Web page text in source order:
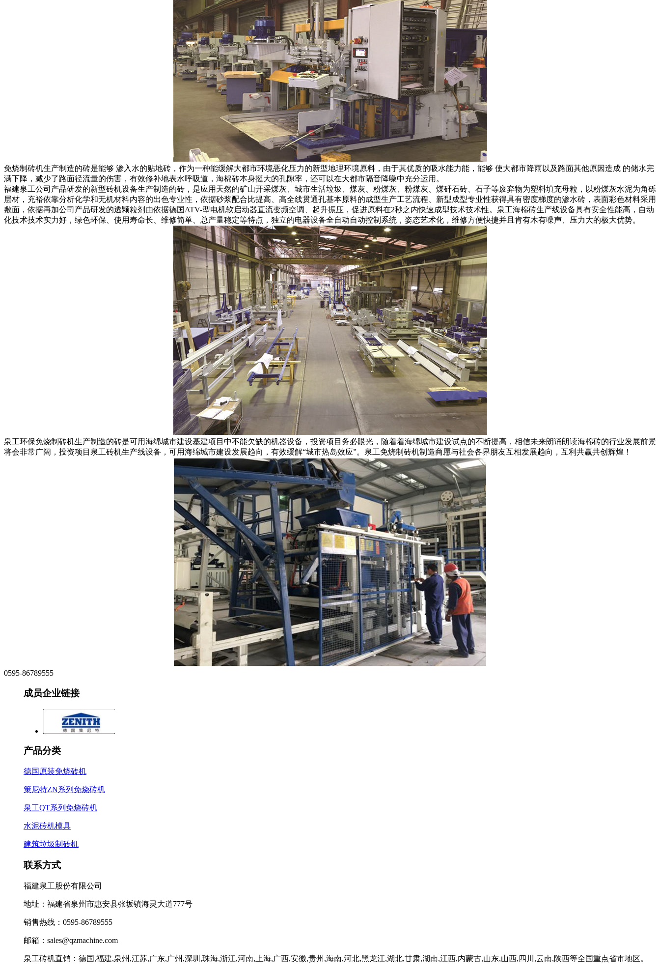
免烧制砖机生产制造的砖是能够 渗入水的贴地砖，作为一种能缓解大都市环境恶化压力的新型地理环境原料，由于其优质的吸水能力能，能够 使大都市降雨以及路面其他原因造成 的储水完
满下降，减少了路面径流量的伤害，有效修补地表水呼吸道，海棉砖本身挺大的孔隙率，还可以在大都市隔音降噪中充分运用。
福建泉工公司产品研发的新型砖机设备生产制造的砖，是应用天然的矿山开采煤灰、城市生活垃圾、煤灰、粉煤灰、粉煤灰、煤矸石砖、石子等废弃物为塑料填充母粒，以粉煤灰水泥为角砾
层材，充裕依靠分析化学和无机材料内容的出色专业性，依据砂浆配合比提高、高全线贯通孔基本原料的成型生产工艺流程、新型成型专业性获得具有密度梯度的渗水砖，表面彩色材料采用
敷面，依据再加公司产品研发的透颗粒剂由依据德国ATV-型电机软启动器直流变频空调、起升振压，促进原料在2秒之内快速成型技术技术性。泉工海棉砖生产线设备具有安全性能高，自动
化技术技术实力好，绿色环保、使用寿命长、维修简单、总产量稳定等特点，独立的电器设备全自动自动控制系统，姿态艺术化，维修方便快捷并且肯有木有噪声、压力大的极大优势。
泉工环保免烧制砖机生产制造的砖是可用海绵城市建设基建项目中不能欠缺的机器设备，投资项目务必眼光，随着着海绵城市建设试点的不断提高，相信未来朗诵朗读海棉砖的行业发展前景
将会非常广阔，投资项目泉工砖机生产线设备，可用海绵城市建设发展趋向，有效缓解“城市热岛效应”。泉工免烧制砖机制造商愿与社会各界朋友互相发展趋向，互利共赢共创辉煌！
0595-86789555
成员企业链接
产品分类
德国原装免烧砖机
策尼特ZN系列免烧砖机
泉工QT系列免烧砖机
水泥砖机模具
建筑垃圾制砖机
联系方式
福建泉工股份有限公司
地址：福建省泉州市惠安县张坂镇海灵大道777号
销售热线：0595-86789555
邮箱：sales@qzmachine.com
泉工砖机直销：德国,福建,泉州,江苏,广东,广州,深圳,珠海,浙江,河南,上海,广西,安徽,贵州,海南,河北,黑龙江,湖北,甘肃,湖南,江西,内蒙古,山东,山西,四川,云南,陕西等全国重点省市地区。